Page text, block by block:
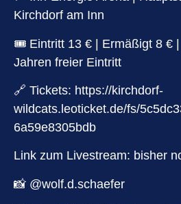
Kirchdorf am Inn
🎟️ Eintritt 13 € | Ermäßigt 8 €
Jahren freier Eintritt
🔗 Tickets: https://kirchdorf-
wildcats.leoticket.de/fs/
6a59e8305bdb
Link zum Livestream: bisher
📸 @wolf.d.schaefer